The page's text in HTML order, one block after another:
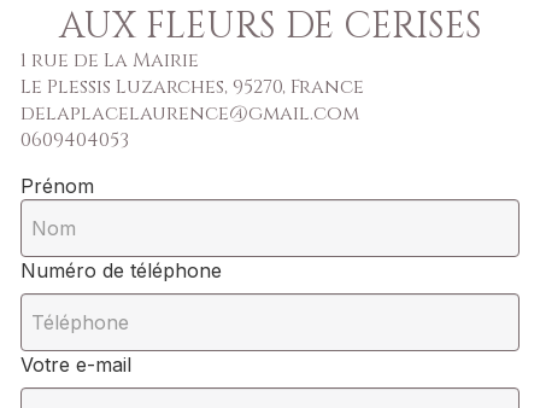
AUX FLEURS DE CERISES
1 rue de La Mairie
Le Plessis Luzarches, 95270, France
delaplacelaurence@gmail.com
0609404053
Prénom
Numéro de téléphone
Votre e-mail